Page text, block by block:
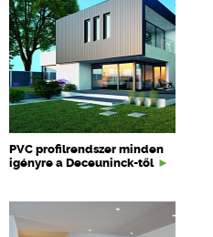
PVC profilrendszer minden
igényre a Deceuninck-től